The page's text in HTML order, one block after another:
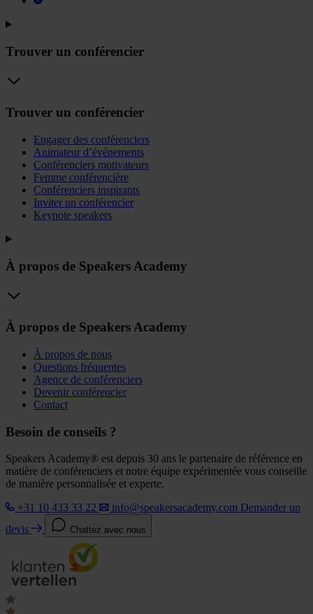
Trouver un conférencier
Trouver un conférencier
Engager des conférenciers
Animateur d’événements
Conférenciers motivateurs
Femme conférencière
Conférenciers inspirants
Inviter un conférencier
Keynote speakers
À propos de Speakers Academy
À propos de Speakers Academy
À propos de nous
Questions fréquentes
Agence de conférenciers
Devenir conférencier
Contact
Besoin de conseils ?
Speakers Academy® est depuis 30 ans le partenaire de référence en
matière de conférenciers et notre équipe expérimentée vous conseille
de manière personnalisée et experte.
+31 10 433 33 22
info@speakersacademy.com Demander un
devis
Chattez avec nous